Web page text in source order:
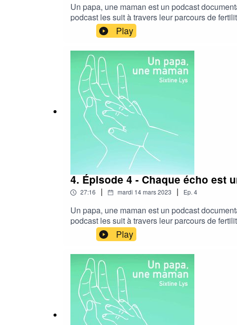
Un papa, une maman est un podcast
podcast les suit à travers leur parcours de
d'haptonomie.La musique est composée par
sur votre plateforme de podcast favorite-
prochesSpotifyApple PodcastDeezerGoogle
publiés le 29 mars 2023 !
Play
4. Épisode 4 - Chaque écho est
27:16 | mardi 14 mars 2023 | Ep. 4
Un papa, une maman est un podcast
podcast les suit à travers leur parcours de
attendent un enfant et enchaînent les
podcast, vous pouvez :- vous abonner sur
le recommander à vos prochesSpotifyApple
sixtinelys@hotmail.comLes prochains
Play